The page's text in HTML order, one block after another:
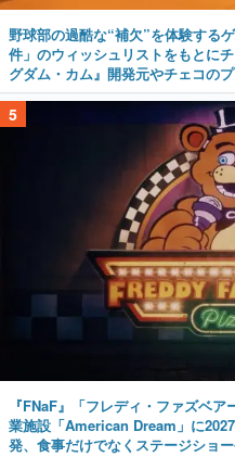
野球部の過酷な“補欠”を体験する
件」のウィッシュリストをもとに
グダム・カム』開発元やチェコの
5
『FNaF』「フレディ・ファズベ
業施設「American Dream」に
発、食事だけでなくステージショ